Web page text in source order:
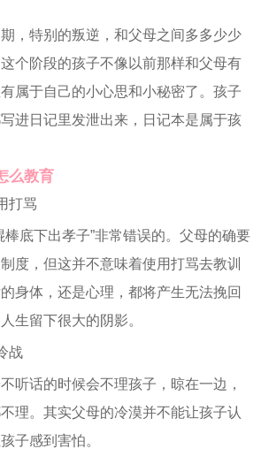
，特别的叛逆，和父母之间多多少少
个阶段的孩子不像以前那样和父母有
属于自己的小心思和小秘密了。孩子
进日记里发泄出来，日记本是属于孩
么教育
打骂
棒底下出孝子”非常错误的。父母的确要
度，但这并不意味着使用打骂去教训
身体，还是心理，都将产生无法挽回
生留下很大的阴影。
战
听话的时候会不理孩子，晾在一边，
理。其实父母的冷漠并不能让孩子认
子感到害怕。